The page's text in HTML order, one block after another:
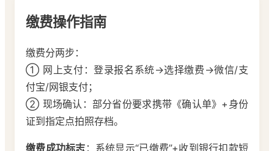
缴费操作指南
缴费分两步：
① 网上支付：登录报名系统→选择缴费→微信/支
付宝/网银支付；
② 现场确认：部分省份要求携带《确认单》+身份
证到指定点拍照存档。
缴费成功标志 ：系统显示“已缴费”+收到银行扣款短